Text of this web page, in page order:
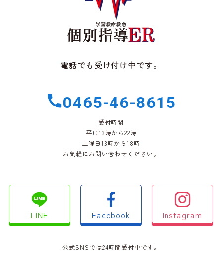
電話でも受け付け中です。
0465-46-8615
受付時間
平日13時から22時
土曜日13時から18時
お気軽にお問い合わせください。
LINE Facebook Instagram
公式SNSでは24時間受付中です。